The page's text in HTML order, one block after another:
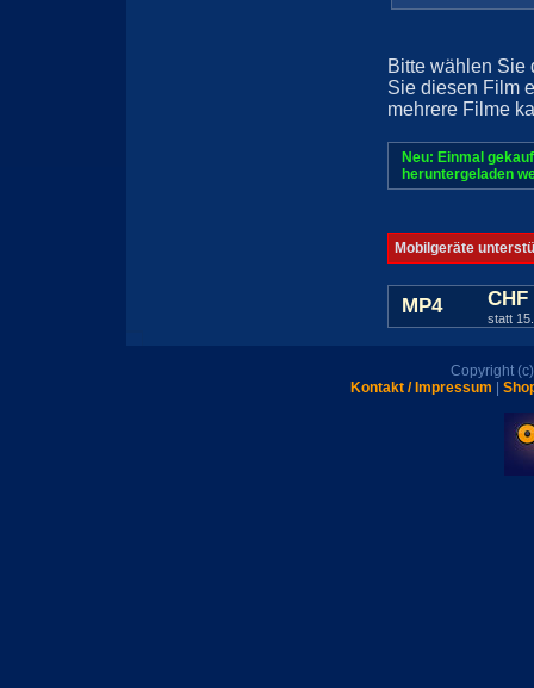
Bitte wählen Sie
Sie diesen Film
mehrere Filme
Neu: Einmal
heruntergeladen
Mobilgeräte
MP4
statt
Copyright
Kontakt / Impressum